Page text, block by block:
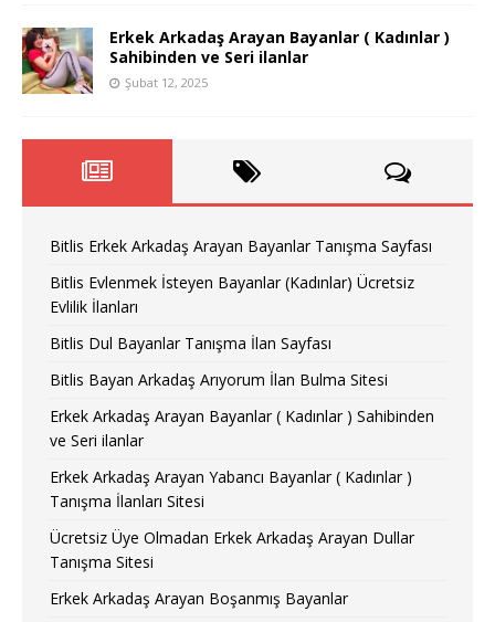
Erkek Arkadaş Arayan Bayanlar ( Kadınlar )
Sahibinden ve Seri ilanlar
Şubat 12, 2025
Bitlis Erkek Arkadaş Arayan Bayanlar Tanışma Sayfası
Bitlis Evlenmek İsteyen Bayanlar (Kadınlar) Ücretsiz
Evlilik İlanları
Bitlis Dul Bayanlar Tanışma İlan Sayfası
Bitlis Bayan Arkadaş Arıyorum İlan Bulma Sitesi
Erkek Arkadaş Arayan Bayanlar ( Kadınlar ) Sahibinden
ve Seri ilanlar
Erkek Arkadaş Arayan Yabancı Bayanlar ( Kadınlar )
Tanışma İlanları Sitesi
Ücretsiz Üye Olmadan Erkek Arkadaş Arayan Dullar
Tanışma Sitesi
Erkek Arkadaş Arayan Boşanmış Bayanlar